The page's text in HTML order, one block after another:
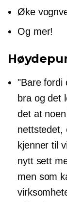
Øke
Og mer!
"Bare fordi
bra og det
det at
nettstedet,
kjenner til
nytt sett
men som